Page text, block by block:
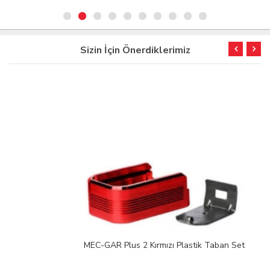
Sizin İçin Önerdiklerimiz
MEC-GAR Plus 2 Kırmızı Plastik Taban Set